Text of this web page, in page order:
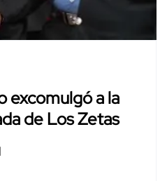
excomulgó a la
de Los Zetas